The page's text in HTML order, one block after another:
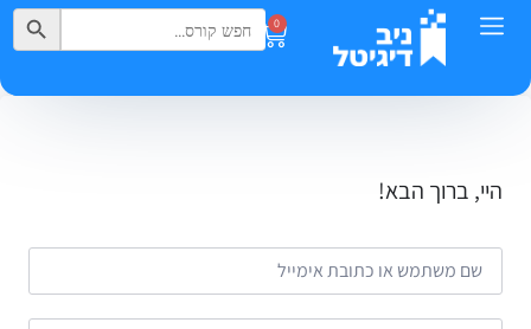
0
Search
for:
Search Button
היי, ברוך הבא!